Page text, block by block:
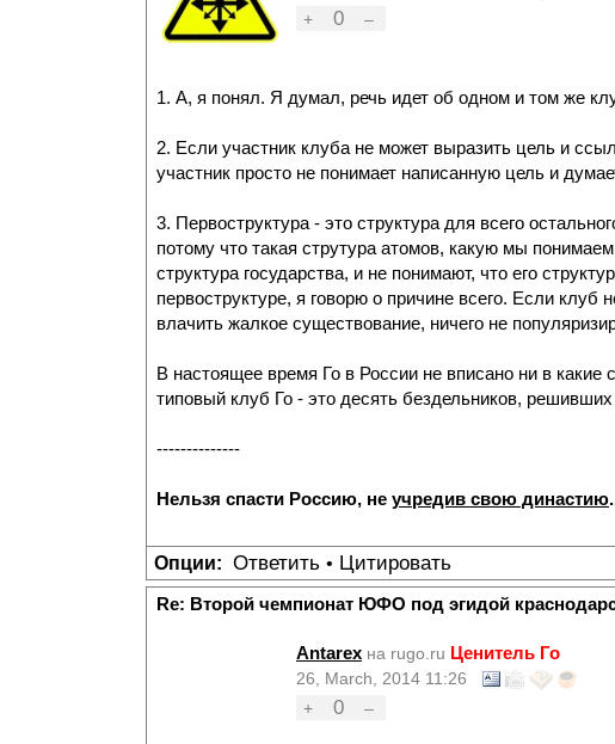
+
0 –
1. А, я понял. Я думал, речь идет об одном и том же
2. Если участник клуба не может выразить цель и
участник просто не понимает написанную цель и
3. Первоструктура - это структура для всего
потому что такая струтура атомов, какую мы
структура государства, и не понимают, что его
первоструктуре, я говорю о причине всего. Если клуб
влачить жалкое существование, ничего не
В настоящее время Го в России не вписано ни в какие
типовый клуб Го - это десять бездельников,
--------------
Нельзя спасти Россию, не учредив свою династию
Опции: Ответить • Цитировать
Re: Второй чемпионат ЮФО под эгидой
Antarex на rugo.ru Ценитель Го
26, March, 2014 11:26
+
0 –